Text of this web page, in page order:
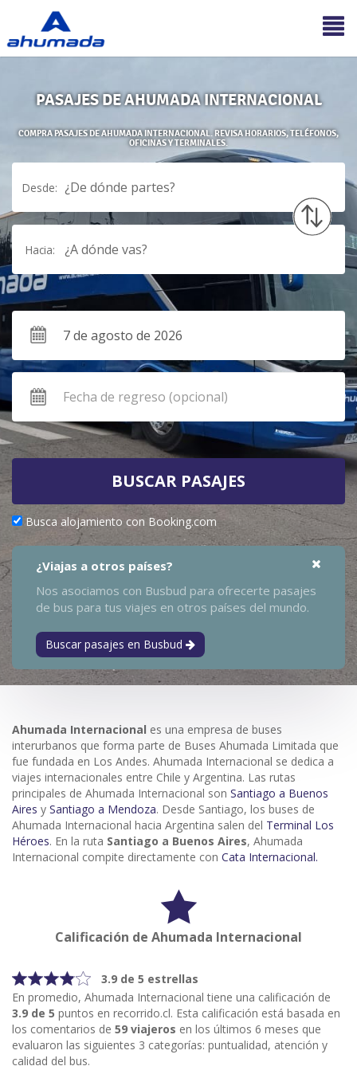
PASAJES DE AHUMADA INTERNACIONAL
COMPRA PASAJES DE AHUMADA INTERNACIONAL. REVISA HORARIOS, TELÉFONOS,
OFICINAS Y TERMINALES.
Desde: ¿De dónde partes?
Hacia: ¿A dónde vas?
BUSCAR PASAJES
Busca alojamiento con Booking.com
¿Viajas a otros países?
Nos asociamos con Busbud para ofrecerte pasajes
de bus para tus viajes en otros países del mundo.
Buscar pasajes en Busbud
Ahumada Internacional es una empresa de buses
interurbanos que forma parte de Buses Ahumada Limitada que
fue fundada en Los Andes. Ahumada Internacional se dedica a
viajes internacionales entre Chile y Argentina. Las rutas
principales de Ahumada Internacional son Santiago a Buenos
Aires y Santiago a Mendoza. Desde Santiago, los buses de
Ahumada Internacional hacia Argentina salen del Terminal Los
Héroes. En la ruta Santiago a Buenos Aires, Ahumada
Internacional compite directamente con Cata Internacional.
Calificación de Ahumada Internacional
3.9 de 5 estrellas
En promedio, Ahumada Internacional tiene una calificación de
3.9 de 5 puntos en recorrido.cl. Esta calificación está basada en
los comentarios de 59 viajeros en los últimos 6 meses que
evaluaron las siguientes 3 categorías: puntualidad, atención y
calidad del bus.